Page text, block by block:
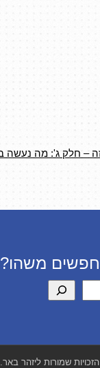
משהו?
שמורות ליזהר באר.